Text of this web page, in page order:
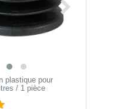
plastique pour
/ 1 pièce